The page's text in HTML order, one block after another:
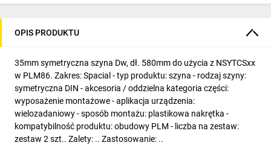
OPIS PRODUKTU
35mm symetryczna szyna Dw, dł. 580mm do użycia z NSYTCSxx
w PLM86. Zakres: Spacial - typ produktu: szyna - rodzaj szyny:
symetryczna DIN - akcesoria / oddzielna kategoria części:
wyposażenie montażowe - aplikacja urządzenia:
wielozadaniowy - sposób montażu: plastikowa nakrętka -
kompatybilność produktu: obudowy PLM - liczba na zestaw:
zestaw 2 szt.. Zalety: .. Zastosowanie: ..